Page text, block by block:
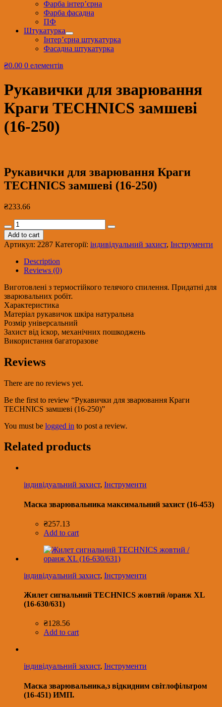
Фарба інтер’єрна
Фарба фасадна
ПФ
Штукатурка
Інтер’єрна штукатурка
Фасадна штукатурка
₴0.00 0 елементів
Рукавички для зварювання
Краги TECHNICS замшеві
(16-250)
Рукавички для зварювання Краги
TECHNICS замшеві (16-250)
₴233.66
Рукавички
для
зварювання
Краги
TECHNICS
замшеві
(16-
250)
quantity
Add to cart
Артикул: 2287 Категорії: індивідуальний захист, Інструменти
Description
Reviews (0)
Виготовлені з термостійкого телячого спилення. Придатні для
зварювальних робіт.
Характеристика
Матеріал рукавичок шкіра натуральна
Розмір універсальний
Захист від іскор, механічних пошкоджень
Використання багаторазове
Reviews
There are no reviews yet.
Be the first to review “Рукавички для зварювання Краги
TECHNICS замшеві (16-250)”
You must be logged in to post a review.
Related products
індивідуальний захист, Інструменти
Маска зварювальника максимальний захист (16-453)
₴257.13
Add to cart
індивідуальний захист, Інструменти
Жилет сигнальний TECHNICS жовтий /оранж XL
(16-630/631)
₴128.56
Add to cart
індивідуальний захист, Інструменти
Маска зварювальника,з відкидним світлофільтром
(16-451) ИМП.